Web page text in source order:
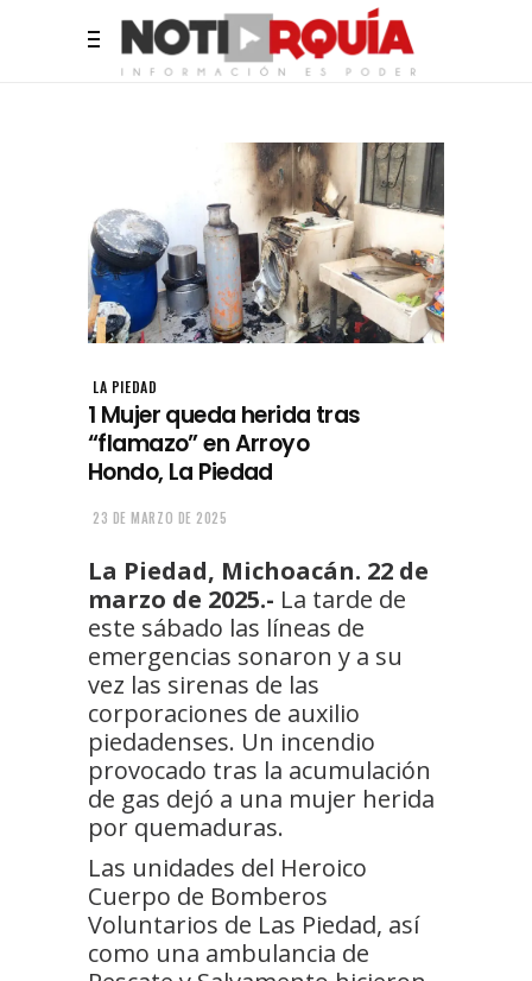
LA PIEDAD
1 Mujer queda herida tras
“flamazo” en Arroyo
Hondo, La Piedad
23 DE MARZO DE 2025
La Piedad, Michoacán. 22 de
marzo de 2025.- La tarde de
este sábado las líneas de
emergencias sonaron y a su
vez las sirenas de las
corporaciones de auxilio
piedadenses. Un incendio
provocado tras la acumulación
de gas dejó a una mujer herida
por quemaduras.
Las unidades del Heroico
Cuerpo de Bomberos
Voluntarios de Las Piedad, así
como una ambulancia de